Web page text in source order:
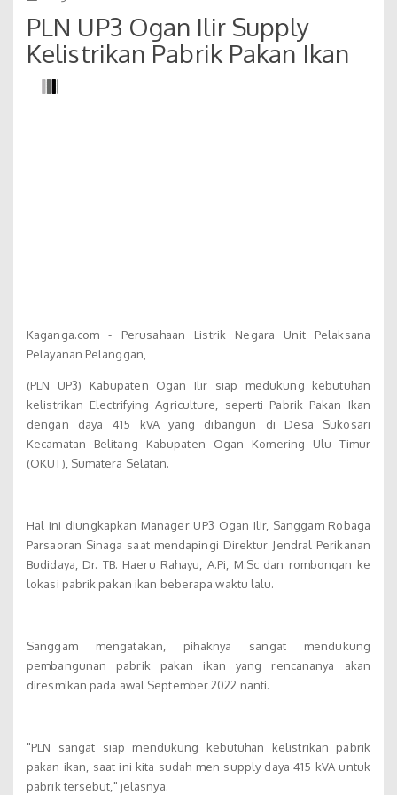
PLN UP3 Ogan Ilir Supply
Kelistrikan Pabrik Pakan Ikan
Kaganga.com - Perusahaan Listrik Negara Unit Pelaksana
Pelayanan Pelanggan,
(PLN UP3) Kabupaten Ogan Ilir siap medukung kebutuhan
kelistrikan Electrifying Agriculture, seperti Pabrik Pakan Ikan
dengan daya 415 kVA yang dibangun di Desa Sukosari
Kecamatan Belitang Kabupaten Ogan Komering Ulu Timur
(OKUT), Sumatera Selatan.
Hal ini diungkapkan Manager UP3 Ogan Ilir, Sanggam Robaga
Parsaoran Sinaga saat mendapingi Direktur Jendral Perikanan
Budidaya, Dr. TB. Haeru Rahayu, A.Pi, M.Sc dan rombongan ke
lokasi pabrik pakan ikan beberapa waktu lalu.
Sanggam mengatakan, pihaknya sangat mendukung
pembangunan pabrik pakan ikan yang rencananya akan
diresmikan pada awal September 2022 nanti.
"PLN sangat siap mendukung kebutuhan kelistrikan pabrik
pakan ikan, saat ini kita sudah men supply daya 415 kVA untuk
pabrik tersebut," jelasnya.